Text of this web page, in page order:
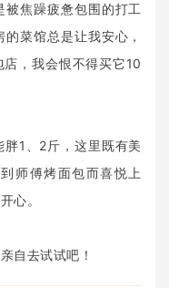
焦躁疲惫包围的打工
菜馆总是让我安心，
，我会恨不得买它10
1、2斤，这里既有美
师傅烤面包而喜悦上
心。
自去试试吧！